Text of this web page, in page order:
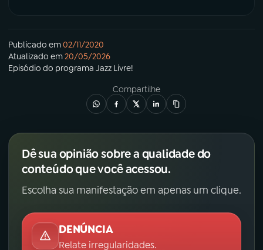
Publicado em02/11/2020
Atualizado em20/05/2026
Episódio do programa Jazz Livre!
Compartilhe
Dê sua opinião sobre a qualidade do
conteúdo que você acessou.
Escolha sua manifestação em apenas um clique.
DENÚNCIA
Relate irregularidades.